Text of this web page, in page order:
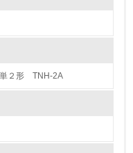
２形 TNH-2A